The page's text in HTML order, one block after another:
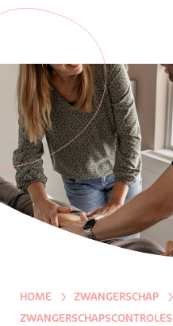
HOME ZWANGERSCHAP
ZWANGERSCHAPSCONTROLES